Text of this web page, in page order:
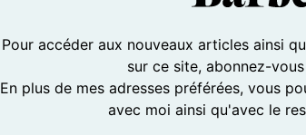
Pour accéder aux nouveaux articles ainsi
sur ce site, abonnez-
En plus de mes adresses préférées, vous
avec moi ainsi qu'avec le